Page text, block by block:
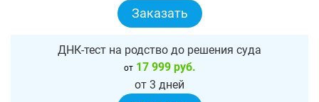
Заказать
ДНК-тест на родство до решения суда
от17 999 руб.
от 3 дней